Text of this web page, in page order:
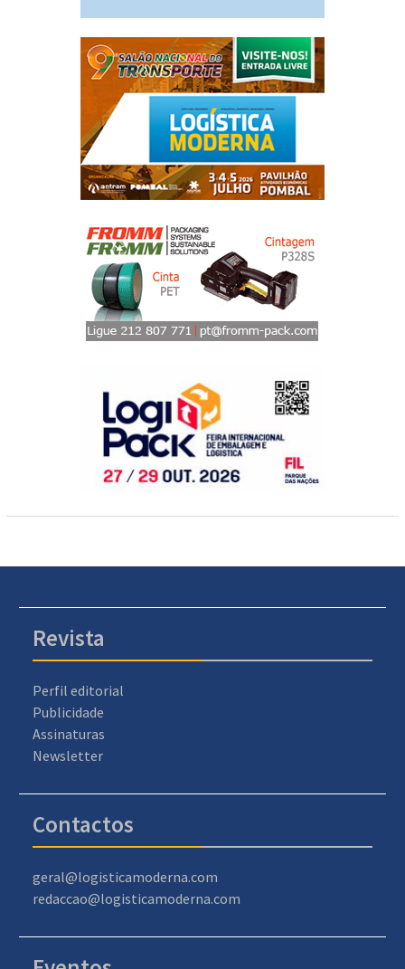
Revista
Perfil editorial
Publicidade
Assinaturas
Newsletter
Contactos
geral@logisticamoderna.com
redaccao@logisticamoderna.com